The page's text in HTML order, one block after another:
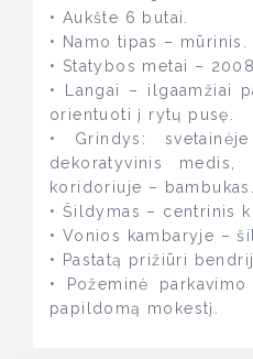
• Aukšte 6 butai.
• Namo tipas – mūrinis.
• Statybos metai – 2008
• Langai – ilgaamžiai
orientuoti į rytų pusę.
• Grindys:
dekoratyvinis
koridoriuje – bambukas.
• Šildymas – centrinis
• Vonios kambaryje –
• Pastatą prižiūri
• Požeminė
papildomą mokestį.